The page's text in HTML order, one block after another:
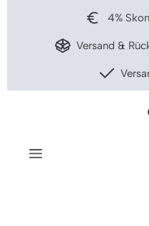
4%
Versand &